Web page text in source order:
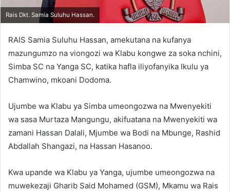
Rais Dkt. Samia Suluhu Hassan.
RAIS Samia Suluhu Hassan, amekutana na kufanya
mazungumzo na viongozi wa Klabu kongwe za soka nchini,
Simba SC na Yanga SC, katika hafla iliyofanyika Ikulu ya
Chamwino, mkoani Dodoma.
Ujumbe wa Klabu ya Simba umeongozwa na Mwenyekiti
wa sasa Murtaza Mangungu, akifuatana na Mwenyekiti wa
zamani Hassan Dalali, Mjumbe wa Bodi na Mbunge, Rashid
Abdallah Shangazi, na Hassan Hasanoo.
Kwa upande wa Klabu ya Yanga, ujumbe umeongozwa na
muwekezaji Gharib Said Mohamed (GSM), Mkamu wa Rais